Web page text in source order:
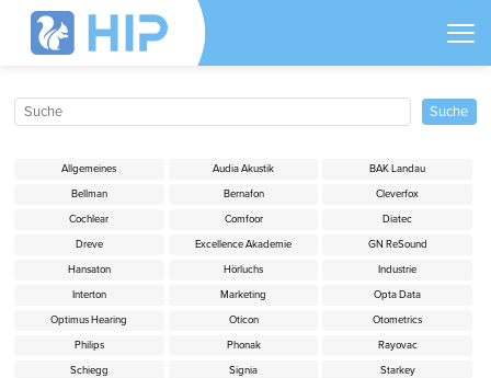
Allgemeines Audia Akustik
BAK Landau
Bellman
Bernafon
Cleverfox
Cochlear
Comfoor
Diatec
Dreve
Excellence Akademie
GN ReSound
Hansaton
Hörluchs
Industrie
Interton
Marketing
Opta Data
Optimus Hearing
Oticon
Otometrics
Philips
Phonak
Rayovac
Schiegg
Signia
Starkey